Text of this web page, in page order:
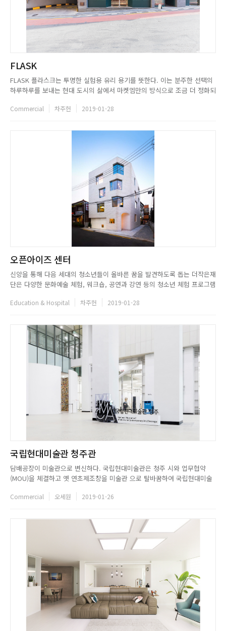
FLASK
FLASK 플라스크는 투명한 실험용 유리 용기를 뜻한다. 이는 분주한 선택의
하루하루를 보내는 현대 도시의 삶에서 마켓엠만의 방식으로 조금 더 정화되
다. 총 6층으로 구성된 FLASK의 1층은 그야말로 보물창고다. Market m*과
Commercial 차주헌 2019-01-28
오픈아이즈 센터
신앙을 통해 다음 세대의 청소년들이 올바른 꿈을 발견하도록 돕는 더작은재
단은 다양한 문화예술 체험, 워크숍, 공연과 강연 등의 청소년 체험 프로그램
를 찾았다. 아이들이 편안하게 찾았다가 Holy하게 나갈 수 있는, 그러면서도
Education & Hospital 차주헌 2019-01-28
국립현대미술관 청주관
담배공장이 미술관으로 변신하다. 국립현대미술관은 청주 시와 업무협약
(MOU)을 체결하고 옛 연초제조창을 미술관 으로 탈바꿈하여 국립현대미술
화력발전소가테이트모던 미술관으로 바뀐 것처럼, 청주관의 재건축 사례는
립현대...
Commercial 오세원 2019-01-26